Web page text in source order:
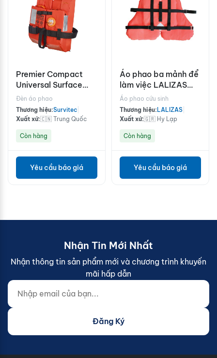
Premier Compact
Universal Surface
Light with Integrated
Sensor
Đèn áo phao
Thương hiệu:Survitec
Xuất xứ:🇨🇳 Trung Quốc
Còn hàng
Yêu cầu báo giá
Áo phao ba mảnh để
làm việc LALIZAS
50N
Áo phao cứu sinh
Thương hiệu: LALIZAS
Xuất xứ:🇬🇷 Hy Lạp
Còn hàng
Yêu cầu báo giá
Nhận Tin Mới Nhất
Nhận thông tin sản phẩm mới và chương trình khuyến
mãi hấp dẫn
Nhập email của bạn...
Website (do not fill)
Đăng Ký